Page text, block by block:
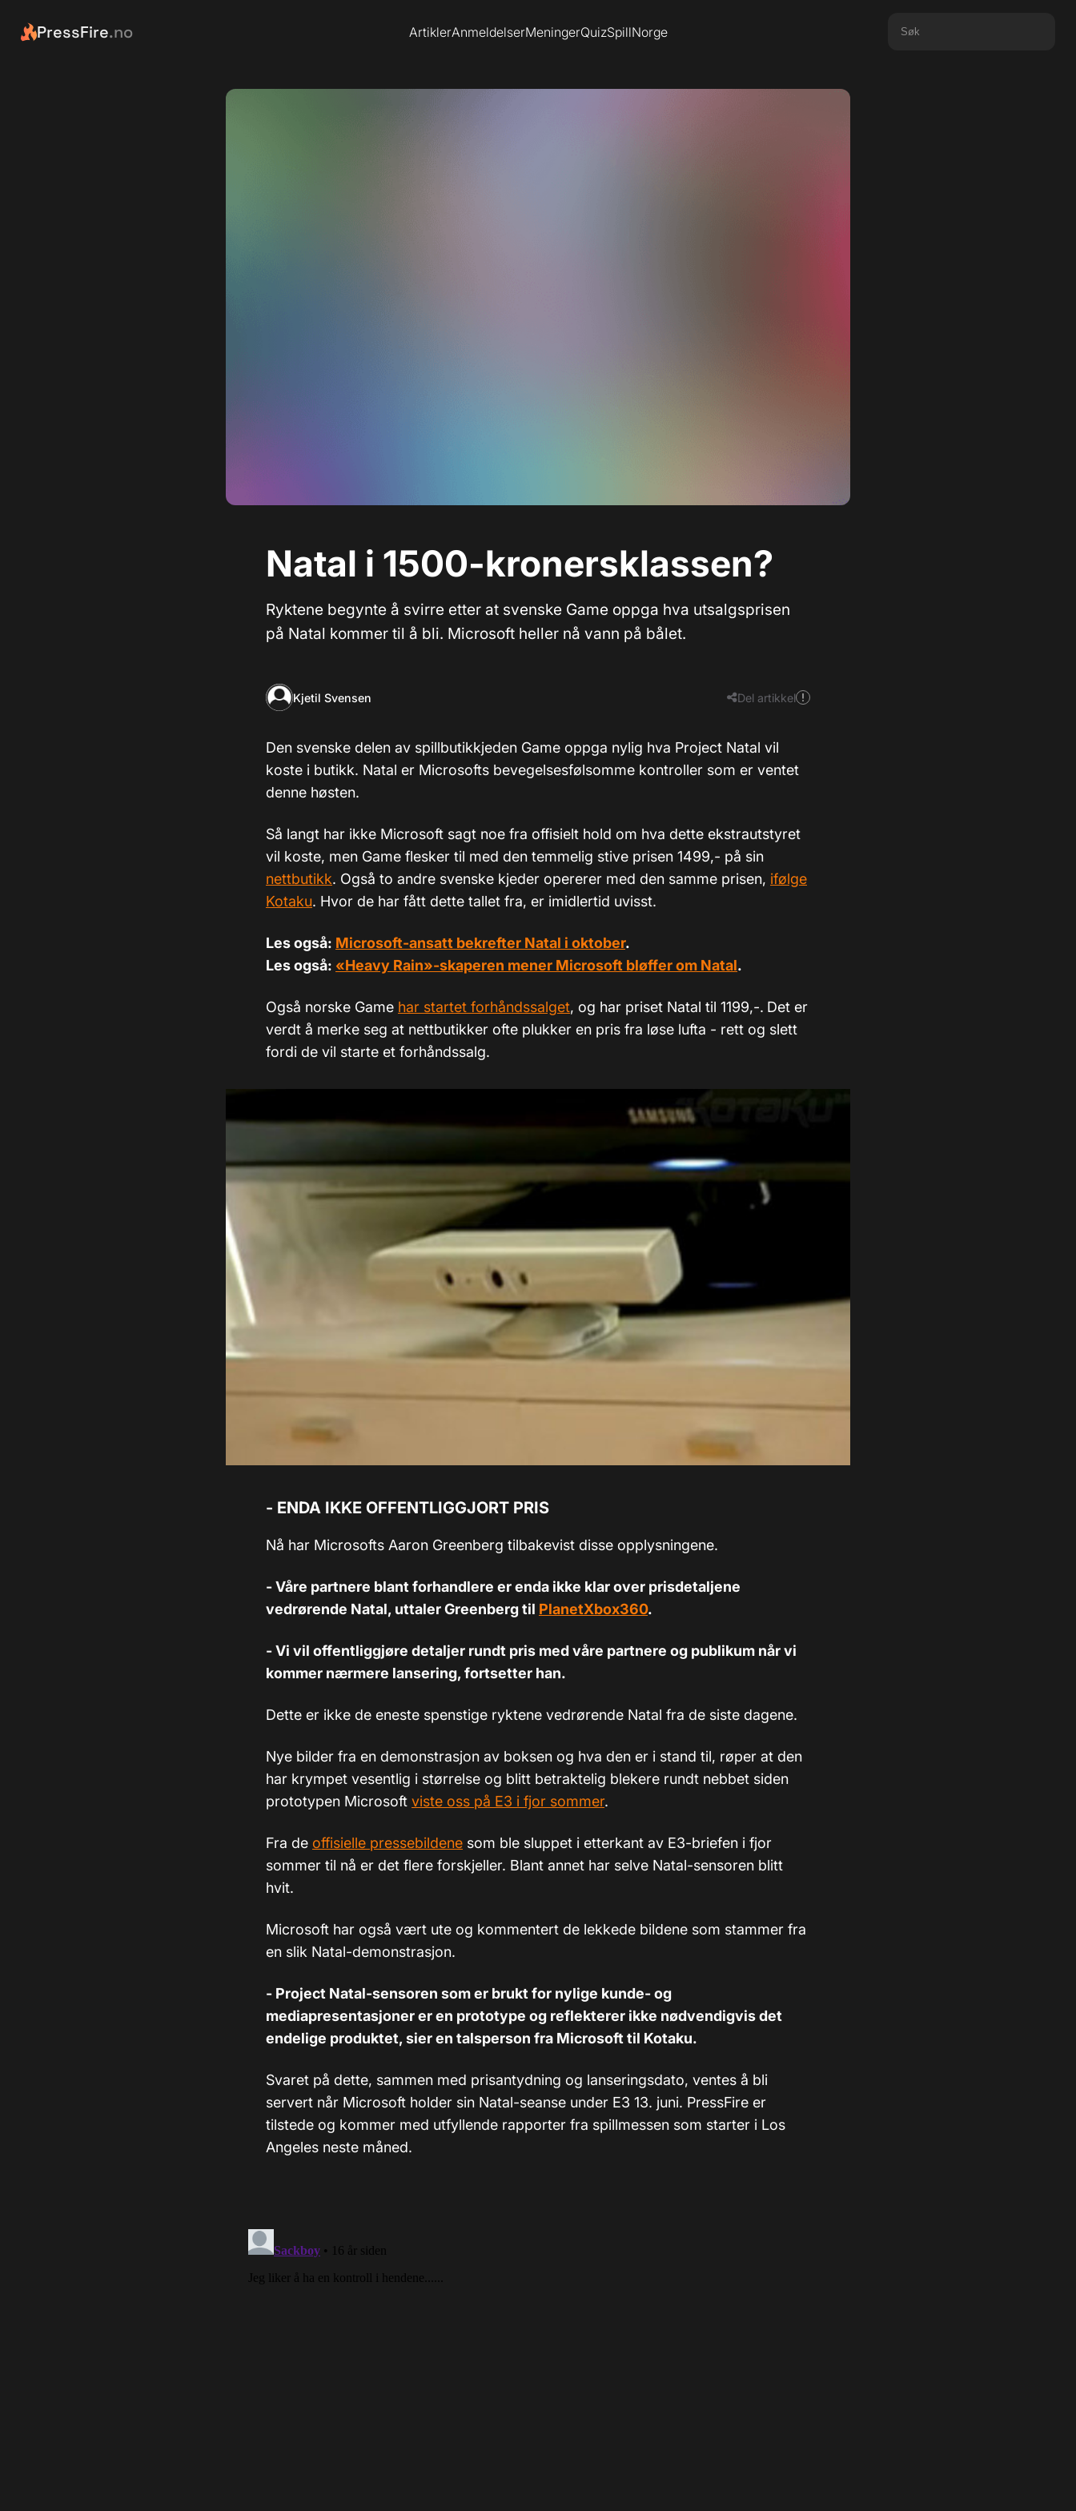
PressFire.no ArtiklerAnmeldelserMeningerQuizSpillNorge
Natal i 1500-kronersklassen?
Ryktene begynte å svirre etter at svenske Game oppga hva utsalgsprisen
på Natal kommer til å bli. Microsoft heller nå vann på bålet.
Kjetil Svensen Del artikkel
Den svenske delen av spillbutikkjeden Game oppga nylig hva Project Natal vil
koste i butikk. Natal er Microsofts bevegelsesfølsomme kontroller som er ventet
denne høsten.
Så langt har ikke Microsoft sagt noe fra offisielt hold om hva dette ekstrautstyret
vil koste, men Game flesker til med den temmelig stive prisen 1499,- på sin
nettbutikk. Også to andre svenske kjeder opererer med den samme prisen, ifølge
Kotaku. Hvor de har fått dette tallet fra, er imidlertid uvisst.
Les også: Microsoft-ansatt bekrefter Natal i oktober.
Les også: «Heavy Rain»-skaperen mener Microsoft bløffer om Natal.
Også norske Game har startet forhåndssalget, og har priset Natal til 1199,-. Det er
verdt å merke seg at nettbutikker ofte plukker en pris fra løse lufta - rett og slett
fordi de vil starte et forhåndssalg.
- ENDA IKKE OFFENTLIGGJORT PRIS
Nå har Microsofts Aaron Greenberg tilbakevist disse opplysningene.
- Våre partnere blant forhandlere er enda ikke klar over prisdetaljene
vedrørende Natal, uttaler Greenberg til PlanetXbox360.
- Vi vil offentliggjøre detaljer rundt pris med våre partnere og publikum når vi
kommer nærmere lansering, fortsetter han.
Dette er ikke de eneste spenstige ryktene vedrørende Natal fra de siste dagene.
Nye bilder fra en demonstrasjon av boksen og hva den er i stand til, røper at den
har krympet vesentlig i størrelse og blitt betraktelig blekere rundt nebbet siden
prototypen Microsoft viste oss på E3 i fjor sommer.
Fra de offisielle pressebildene som ble sluppet i etterkant av E3-briefen i fjor
sommer til nå er det flere forskjeller. Blant annet har selve Natal-sensoren blitt
hvit.
Microsoft har også vært ute og kommentert de lekkede bildene som stammer fra
en slik Natal-demonstrasjon.
- Project Natal-sensoren som er brukt for nylige kunde- og
mediapresentasjoner er en prototype og reflekterer ikke nødvendigvis det
endelige produktet, sier en talsperson fra Microsoft til Kotaku.
Svaret på dette, sammen med prisantydning og lanseringsdato, ventes å bli
servert når Microsoft holder sin Natal-seanse under E3 13. juni. PressFire er
tilstede og kommer med utfyllende rapporter fra spillmessen som starter i Los
Angeles neste måned.